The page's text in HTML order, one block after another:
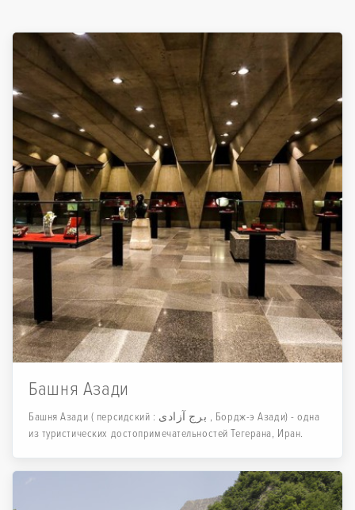
Башня Азади
Башня Азади ( персидский : برج آزادی , Бордж-э Азади) - одна
из туристических достопримечательностей Тегерана, Иран.